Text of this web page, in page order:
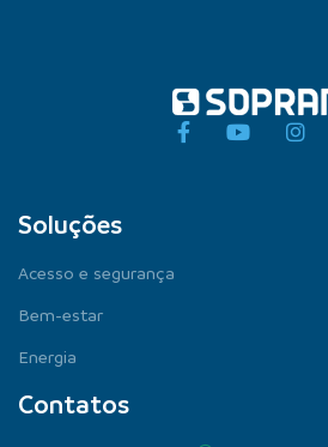
Soluções
Acesso e segurança
Bem-estar
Energia
Contatos